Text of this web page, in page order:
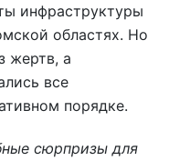
инфраструктуры
областях. Но
жертв, а
все
порядке.
сюрпризы для